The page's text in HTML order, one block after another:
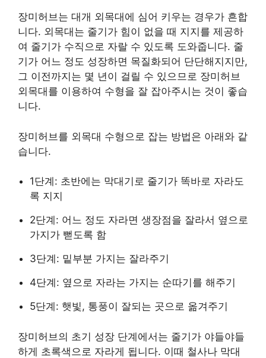
장미허브는 대개 외목대에 심어 키우는 경우가 흔합
니다. 외목대는 줄기가 힘이 없을 때 지지를 제공하
여 줄기가 수직으로 자랄 수 있도록 도와줍니다. 줄
기가 어느 정도 성장하면 목질화되어 단단해지지만,
그 이전까지는 몇 년이 걸릴 수 있으므로 장미허브
외목대를 이용하여 수형을 잘 잡아주시는 것이 좋습
니다.
장미허브를 외목대 수형으로 잡는 방법은 아래와 같
습니다.
1단계: 초반에는 막대기로 줄기가 똑바로 자라도
록 지지
2단계: 어느 정도 자라면 생장점을 잘라서 옆으로
가지가 뻗도록 함
3단계: 밑부분 가지는 잘라주기
4단계: 옆으로 자라는 가지는 순따기를 해주기
5단계: 햇빛, 통풍이 잘되는 곳으로 옮겨주기
장미허브의 초기 성장 단계에서는 줄기가 야들야들
하게 초록색으로 자라게 됩니다. 이때 철사나 막대